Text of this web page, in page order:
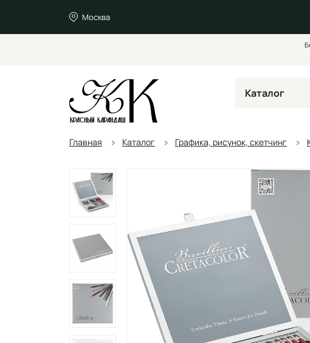
Москва
Каталог
Главная Каталог Графика, рисунок, скетчинг